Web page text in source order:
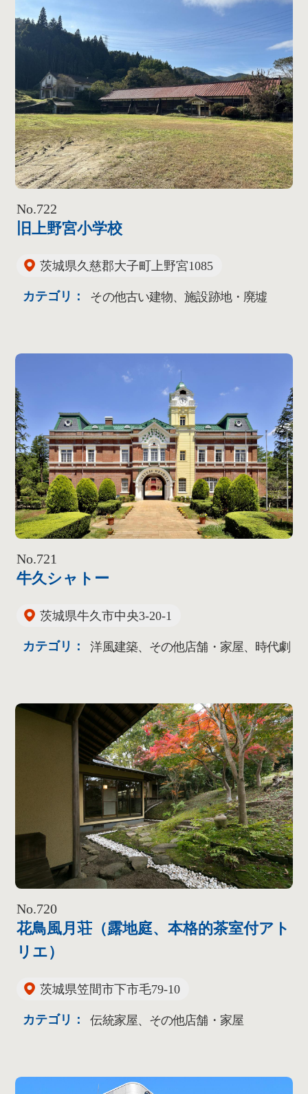
No.722
旧上野宮小学校
茨城県久慈郡大子町上野宮1085
カテゴリ： その他古い建物、施設跡地・廃墟
No.721
牛久シャトー
茨城県牛久市中央3-20-1
カテゴリ： 洋風建築、その他店舗・家屋、時代劇
No.720
花鳥風月荘（露地庭、本格的茶室付アト
リエ）
茨城県笠間市下市毛79-10
カテゴリ： 伝統家屋、その他店舗・家屋